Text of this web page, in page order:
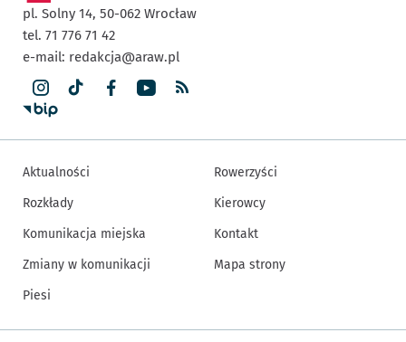
pl. Solny 14, 50-062 Wrocław
tel. 71 776 71 42
e-mail: redakcja@araw.pl
Aktualności
Rozkłady
Komunikacja miejska
Zmiany w komunikacji
Piesi
Rowerzyści
Kierowcy
Kontakt
Mapa strony